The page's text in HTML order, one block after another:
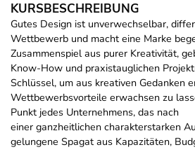
KURSBESCHREIBUNG
Gutes Design ist unverwechselbar,
Wettbewerb und macht eine Marke
Zusammenspiel aus purer Kreativität,
Know-How und praxistauglichen
Schlüssel, um aus kreativen Gedanken
Wettbewerbsvorteile erwachsen zu
Punkt jedes Unternehmens, das nach
einer ganzheitlichen charakterstarken
gelungene Spagat aus Kapazitäten,